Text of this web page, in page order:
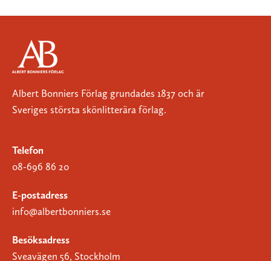
Albert Bonniers Förlag grundades 1837 och är
Sveriges största skönlitterära förlag.
Telefon
08-696 86 20
E-postadress
info@albertbonniers.se
Besöksadress
Sveavägen 56, Stockholm